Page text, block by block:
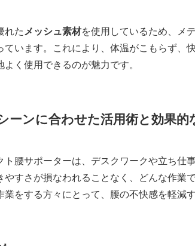
れたメッシュ素材を使用しているため、メ
ています。これにより、体温がこもらず、
く使用できるのが魅力です。
ーンに合わせた活用術と効果的
ト腰サポーターは、デスクワークや立ち
やすさが損なわれることなく、どんな作業
業をする方々にとって、腰の不快感を軽減